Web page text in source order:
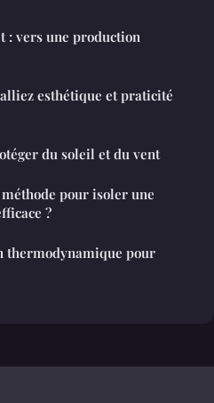
: vers une production
esthétique et praticité
du soleil et du vent
pour isoler une
?
thermodynamique pour